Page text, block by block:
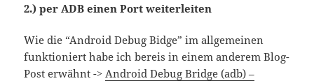
2.) per ADB einen Port weiterleiten
Wie die “Android Debug Bidge” im allgemeinen
funktioniert habe ich bereis in einem anderem Blog-
Post erwähnt -> Android Debug Bridge (adb) –